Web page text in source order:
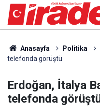
Anasayfa Politika
telefonda görüştü
Erdoğan, İtalya
telefonda